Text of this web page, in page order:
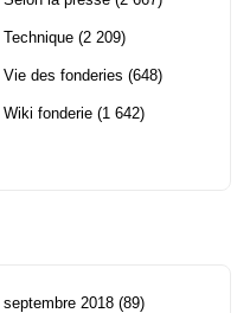
Technique (2 209)
Vie des fonderies (648)
Wiki fonderie (1 642)
septembre 2018 (89)